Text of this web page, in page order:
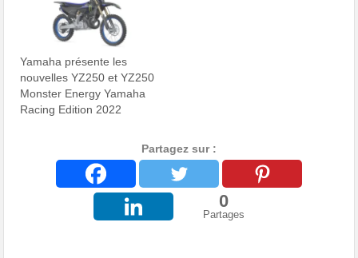
Yamaha présente les
nouvelles YZ250 et YZ250
Monster Energy Yamaha
Racing Edition 2022
Partagez sur :
0
Partages